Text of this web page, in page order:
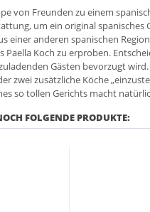
von Freunden zu einem
um ein original
einer anderen spanischen
Paella Koch zu erproben.
Gästen bevorzugt
zwei zusätzliche Köche
so tollen Gerichts macht
FOLGENDE PRODUKTE: